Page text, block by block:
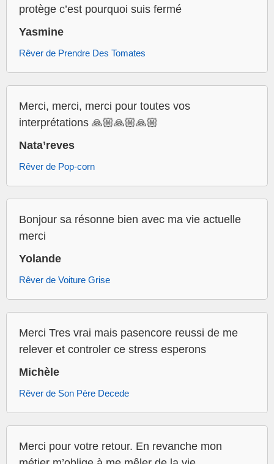
protège c’est pourquoi suis fermé
Yasmine
Rêver de Prendre Des Tomates
Merci, merci, merci pour toutes vos
interprétations 🙏🏼🙏🏼🙏🏼
Nata’reves
Rêver de Pop-corn
Bonjour sa résonne bien avec ma vie actuelle
merci
Yolande
Rêver de Voiture Grise
Merci Tres vrai mais pasencore reussi de me
relever et controler ce stress esperons
Michèle
Rêver de Son Père Decede
Merci pour votre retour. En revanche mon